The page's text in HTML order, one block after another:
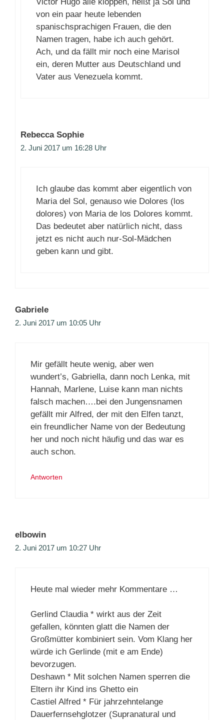
von ein paar heute lebenden
spanischsprachigen Frauen, die den
Namen tragen, habe ich auch gehört.
Ach, und da fällt mir noch eine Marisol
ein, deren Mutter aus Deutschland und
Vater aus Venezuela kommt.
Rebecca Sophie
2. Juni 2017 um 16:28 Uhr
Ich glaube das kommt aber eigentlich von
Maria del Sol, genauso wie Dolores (los
dolores) von Maria de los Dolores kommt.
Das bedeutet aber natürlich nicht, dass
jetzt es nicht auch nur-Sol-Mädchen
geben kann und gibt.
Gabriele
2. Juni 2017 um 10:05 Uhr
Mir gefällt heute wenig, aber wen
wundert’s, Gabriella, dann noch Lenka, mit
Hannah, Marlene, Luise kann man nichts
falsch machen….bei den Jungensnamen
gefällt mir Alfred, der mit den Elfen tanzt,
ein freundlicher Name von der Bedeutung
her und noch nicht häufig und das war es
auch schon.
Antworten
elbowin
2. Juni 2017 um 10:27 Uhr
Heute mal wieder mehr Kommentare …
Gerlind Claudia * wirkt aus der Zeit
gefallen, könnten glatt die Namen der
Großmütter kombiniert sein. Vom Klang her
würde ich Gerlinde (mit e am Ende)
bevorzugen.
Deshawn * Mit solchen Namen sperren die
Eltern ihr Kind ins Ghetto ein
Castiel Alfred * Für jahrzehntelange
Dauerfernsehglotzer (Supranatural und